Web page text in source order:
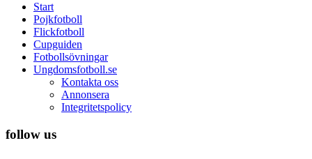
Start
Pojkfotboll
Flickfotboll
Cupguiden
Fotbollsövningar
Ungdomsfotboll.se
Kontakta oss
Annonsera
Integritetspolicy
follow us